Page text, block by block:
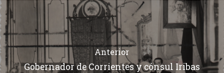
Anterior
Gobernador de Corrientes y cónsul Iribas